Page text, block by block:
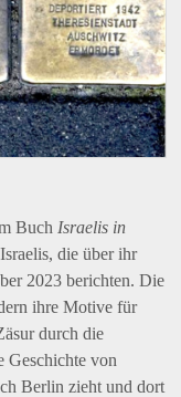
Buch Israelis in
die über ihr
2023 berichten. Die
ihre Motive für
durch die
Geschichte von
Berlin zieht und dort